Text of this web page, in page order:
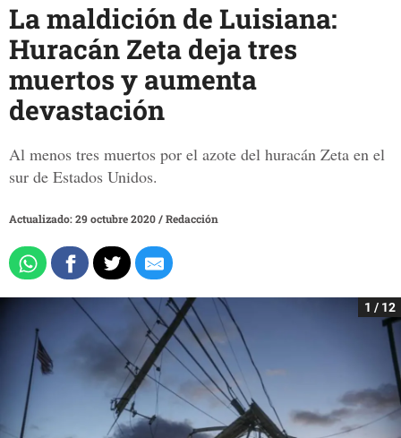
La maldición de Luisiana:
Huracán Zeta deja tres
muertos y aumenta
devastación
Al menos tres muertos por el azote del huracán Zeta en el
sur de Estados Unidos.
Actualizado: 29 octubre 2020/Redacción
1 / 12